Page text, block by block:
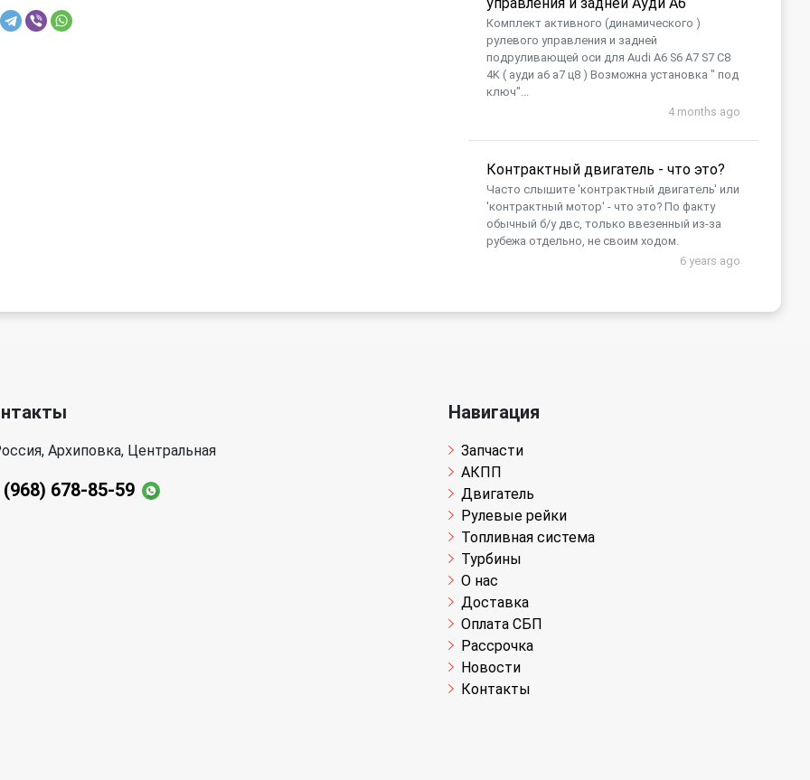
Комплект активного (динамического )
рулевого управления и задней
подруливающей оси для Audi A6 S6 A7 S7 C8
4K ( ауди а6 а7 ц8 ) Возможна установка " под
ключ"...
4 months ago
Контрактный двигатель - что это?
Часто слышите 'контрактный двигатель' или
'контрактный мотор' - что это? По факту
обычный б/у двс, только ввезенный из-за
рубежа отдельно, не своим ходом.
6 years ago
Архиповка, Центральная
(968) 678-85-59
Навигация
Запчасти
АКПП
Двигатель
Рулевые рейки
Топливная система
Турбины
О нас
Доставка
Оплата СБП
Рассрочка
Новости
Контакты